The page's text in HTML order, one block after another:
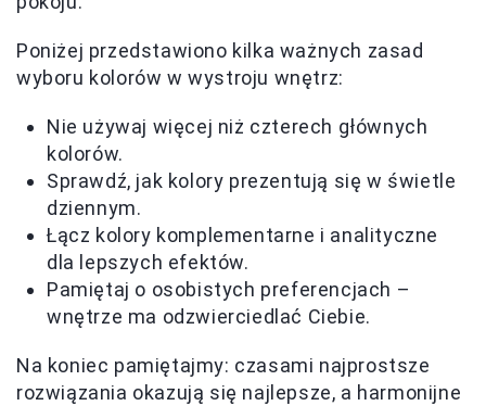
Poniżej przedstawiono kilka ważnych zasad
wyboru kolorów w wystroju wnętrz:
Nie używaj więcej niż czterech głównych
kolorów.
Sprawdź, jak kolory prezentują się w świetle
dziennym.
Łącz kolory komplementarne i analityczne
dla lepszych efektów.
Pamiętaj o osobistych preferencjach –
wnętrze ma odzwierciedlać Ciebie.
Na koniec pamiętajmy: czasami najprostsze
rozwiązania okazują się najlepsze, a harmonijne